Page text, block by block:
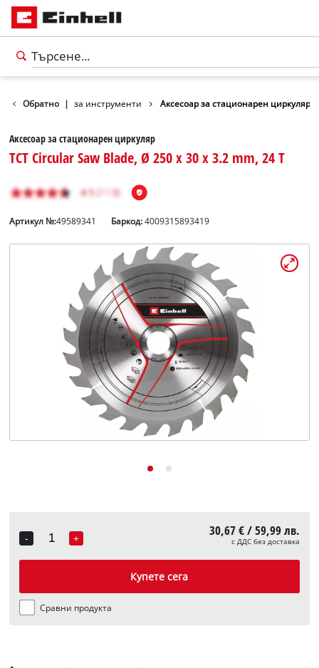
български
Обратно |
Аксесоари за инструменти Аксесоар за стационарен циркуляр
Аксесоар за стационарен циркуляр
TCT Circular Saw Blade, Ø 250 x 30 x 3.2 mm, 24 T
Артикул №:49589341 Баркод:4009315893419
-
Quantity
+ 30,67 € / 59,99 лв.
с ДДС без доставка
Купете сега
Сравни продукта